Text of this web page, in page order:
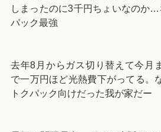
しまったのに3千円ちょいなのか…
パック最強
去年8月からガス切り替えて今月
で一万円ほど光熱費下がってる。
トクパック向けだった我が家だー